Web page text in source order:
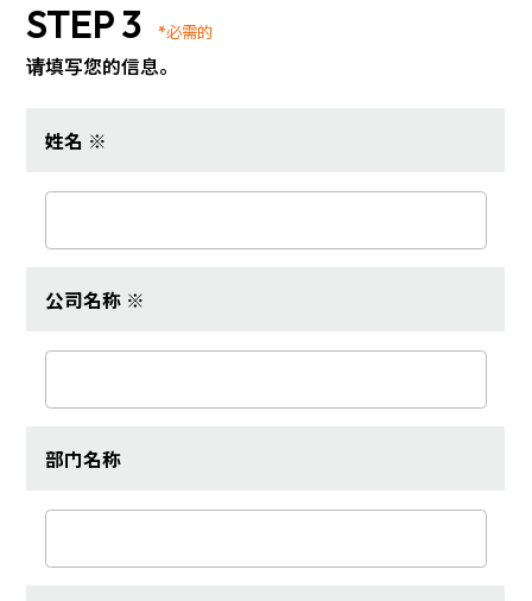
STEP 3 *必需的
请填写您的信息。
姓名 ※
公司名称 ※
部门名称